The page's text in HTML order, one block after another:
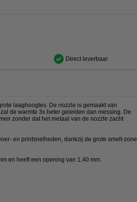
Direct leverbaar
laaghoogtes. De nozzle is gemaakt van
de warmte 3x beter geleiden dan messing. De
zonder dat het metaal van de nozzle zacht
en printsnelheden, dankzij de grote smelt-zone
en heeft een opening van 1,40 mm.